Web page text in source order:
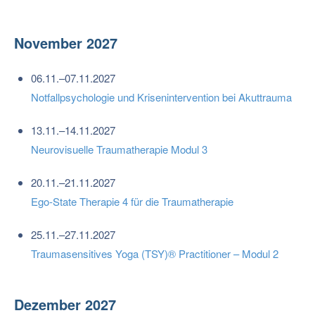
November 2027
06.11.–07.11.2027
Notfallpsychologie und Krisenintervention bei Akuttrauma
13.11.–14.11.2027
Neurovisuelle Traumatherapie Modul 3
20.11.–21.11.2027
Ego-State Therapie 4 für die Traumatherapie
25.11.–27.11.2027
Traumasensitives Yoga (TSY)® Practitioner – Modul 2
Dezember 2027